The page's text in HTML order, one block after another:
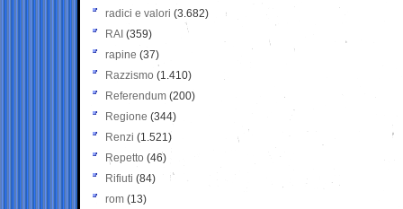
radici e valori (3.682)
RAI (359)
rapine (37)
Razzismo (1.410)
Referendum (200)
Regione (344)
Renzi (1.521)
Repetto (46)
Rifiuti (84)
rom (13)